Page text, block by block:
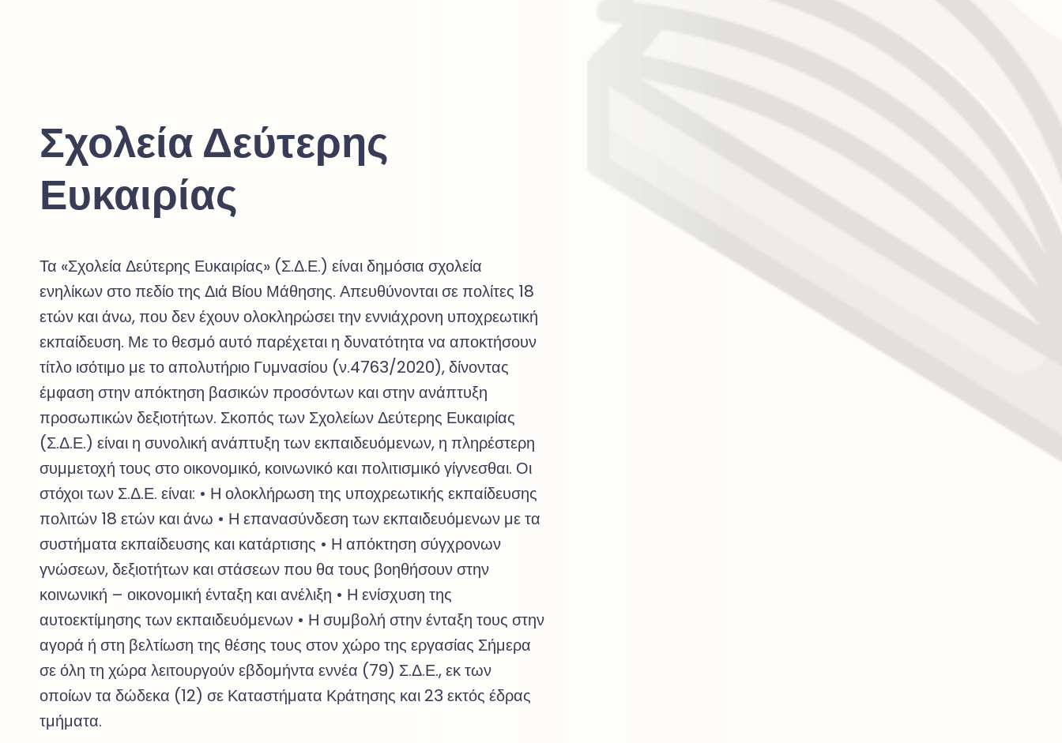
Σχολεία Δεύτερης
Ευκαιρίας
Τα «Σχολεία Δεύτερης Ευκαιρίας» (Σ.Δ.Ε.) είναι δημόσια σχολεία
ενηλίκων στο πεδίο της Διά Βίου Μάθησης. Απευθύνονται σε πολίτες 18
ετών και άνω, που δεν έχουν ολοκληρώσει την εννιάχρονη υποχρεωτική
εκπαίδευση. Με το θεσμό αυτό παρέχεται η δυνατότητα να αποκτήσουν
τίτλο ισότιμο με το απολυτήριο Γυμνασίου (ν.4763/2020), δίνοντας
έμφαση στην απόκτηση βασικών προσόντων και στην ανάπτυξη
προσωπικών δεξιοτήτων. Σκοπός των Σχολείων Δεύτερης Ευκαιρίας
(Σ.Δ.Ε.) είναι η συνολική ανάπτυξη των εκπαιδευόμενων, η πληρέστερη
συμμετοχή τους στο οικονομικό, κοινωνικό και πολιτισμικό γίγνεσθαι. Οι
στόχοι των Σ.Δ.Ε. είναι: • Η ολοκλήρωση της υποχρεωτικής εκπαίδευσης
πολιτών 18 ετών και άνω • Η επανασύνδεση των εκπαιδευόμενων με τα
συστήματα εκπαίδευσης και κατάρτισης • Η απόκτηση σύγχρονων
γνώσεων, δεξιοτήτων και στάσεων που θα τους βοηθήσουν στην
κοινωνική – οικονομική ένταξη και ανέλιξη • Η ενίσχυση της
αυτοεκτίμησης των εκπαιδευόμενων • Η συμβολή στην ένταξη τους στην
αγορά ή στη βελτίωση της θέσης τους στον χώρο της εργασίας Σήμερα
σε όλη τη χώρα λειτουργούν εβδομήντα εννέα (79) Σ.Δ.Ε., εκ των
οποίων τα δώδεκα (12) σε Καταστήματα Κράτησης και 23 εκτός έδρας
τμήματα.